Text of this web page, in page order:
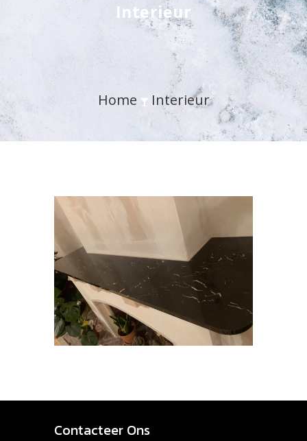
Interieur
Home Interieur
Contacteer Ons